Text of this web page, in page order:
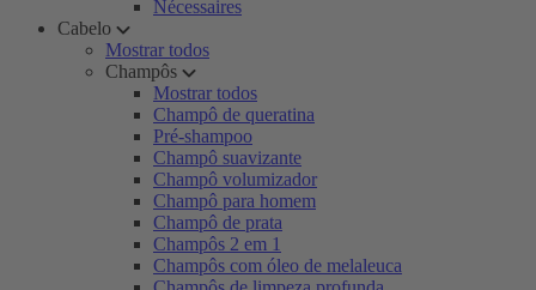
Nécessaires
Cabelo
Mostrar todos
Champôs
Mostrar todos
Champô de queratina
Pré-shampoo
Champô suavizante
Champô volumizador
Champô para homem
Champô de prata
Champôs 2 em 1
Champôs com óleo de melaleuca